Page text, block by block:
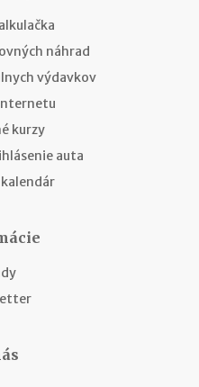
náhrad
výdavkov
kurzy
auta